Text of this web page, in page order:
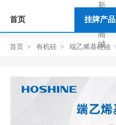
新
材
料
商
城
首页 挂牌产品
首页 有机硅 端乙烯基硅油